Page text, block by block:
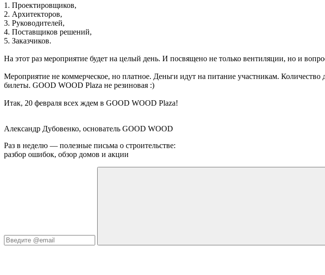
1. Проектировщиков,
2. Архитекторов,
3. Руководителей,
4. Поставщиков решений,
5. Заказчиков.
На этот раз мероприятие будет на целый день. И посвящено не только вентиляции, но и
Мероприятие не коммерческое, но платное. Деньги идут на питание участникам.
билеты. GOOD WOOD Plaza не резиновая :)
Итак, 20 февраля всех ждем в GOOD WOOD Plaza!
Александр Дубовенко, основатель GOOD WOOD
Раз в неделю — полезные письма о строительстве:
разбор ошибок, обзор домов и акции